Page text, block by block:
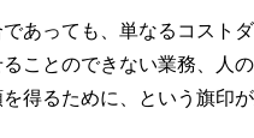
あっても、単なるコスト
ことのできない業務、人
得るために、という旗印が